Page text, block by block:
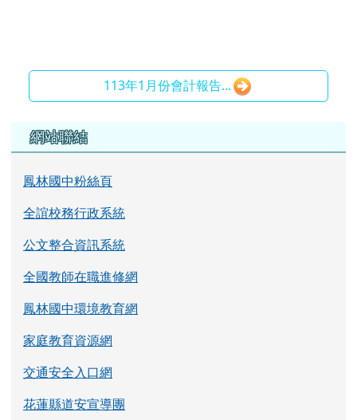
113年1月份會計報告...
左邊區域內容
網站聯結
鳳林國中粉絲頁
全誼校務行政系統
公文整合資訊系統
全國教師在職進修網
鳳林國中環境教育網
家庭教育資源網
交通安全入口網
花蓮縣道安宣導團